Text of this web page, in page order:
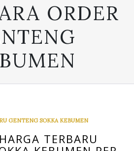
ORDER
GENTENG SOKKA KEBUMEN
TERBARU